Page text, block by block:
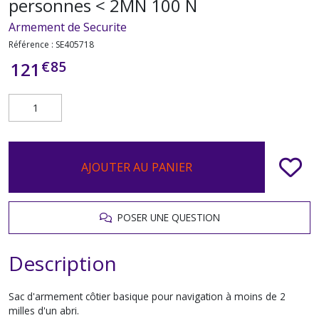
personnes < 2MN 100 N
Armement de Securite
Référence : SE405718
121 €85
AJOUTER AU PANIER
POSER UNE QUESTION
Description
Sac d'armement côtier basique pour navigation à moins de 2
milles d'un abri.